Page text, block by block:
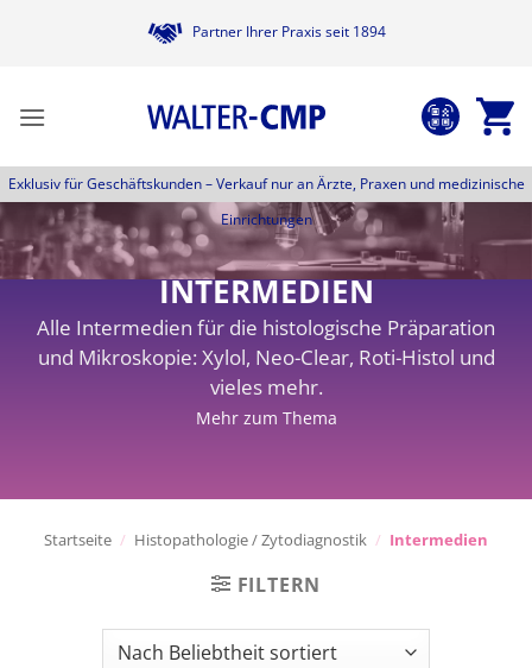
Partner Ihrer Praxis seit 1894
Exklusiv für Geschäftskunden –Verkauf nur an Ärzte, Praxen und medizinische
Einrichtungen
INTERMEDIEN
Alle Intermedien für die histologische Präparation
und Mikroskopie: Xylol, Neo-Clear, Roti-Histol und
vieles mehr.
Mehr zum Thema
Startseite / Histopathologie / Zytodiagnostik / Intermedien
FILTERN